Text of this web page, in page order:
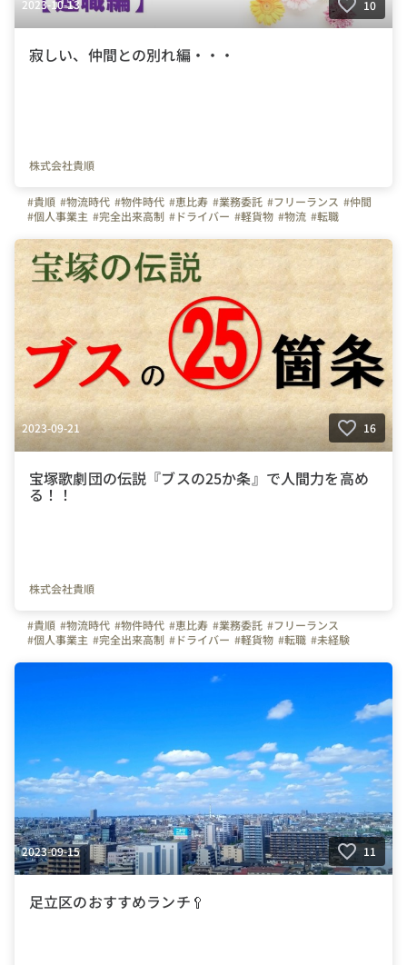
2023-10-13 10
寂しい、仲間との別れ編・・・
株式会社貴順
#貴順 #物流時代 #物件時代 #恵比寿 #業務委託 #フリーランス #仲間
#個人事業主 #完全出来高制 #ドライバー #軽貨物 #物流 #転職
#成長
#東京都 #神奈川県 #千葉県 #埼玉県 #総合職 #事務職
#営業職
#福利厚生 #研修 #人物重視 #中途採用
2023-09-21 16
宝塚歌劇団の伝説『ブスの25か条』で人間力を高め
る！！
株式会社貴順
#貴順 #物流時代 #物件時代 #恵比寿 #業務委託 #フリーランス
#個人事業主 #完全出来高制 #ドライバー #軽貨物 #転職 #未経験
#営業職
2023-09-15 11
足立区のおすすめランチ🥄